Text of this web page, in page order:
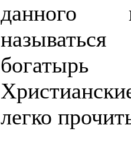
данного
богатырь
легко